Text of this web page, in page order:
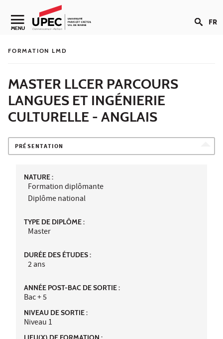
Aller au contenu
Navigation secondaire
MENU FR
FORMATION LMD
MASTER LLCER PARCOURS
LANGUES ET INGÉNIERIE
CULTURELLE - ANGLAIS
PRÉSENTATION
NATURE :
Formation diplômante
Diplôme national
TYPE DE DIPLÔME :
Master
DURÉE DES ÉTUDES :
2 ans
ANNÉE POST-BAC DE SORTIE :
Bac + 5
NIVEAU DE SORTIE :
Niveau 1